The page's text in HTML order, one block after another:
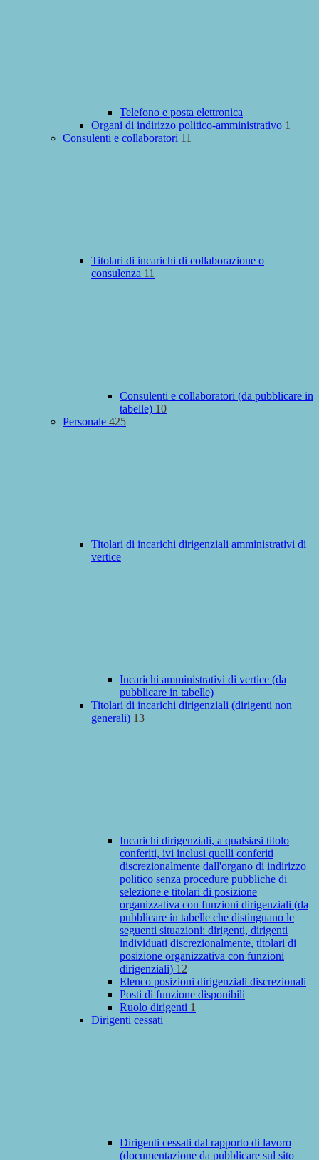
Telefono e posta elettronica
Organi di indirizzo politico-amministrativo 1
Consulenti e collaboratori 11
Titolari di incarichi di collaborazione o
consulenza 11
Consulenti e collaboratori (da pubblicare in
tabelle) 10
Personale 425
Titolari di incarichi dirigenziali amministrativi di
vertice
Incarichi amministrativi di vertice (da
pubblicare in tabelle)
Titolari di incarichi dirigenziali (dirigenti non
generali) 13
Incarichi dirigenziali, a qualsiasi titolo
conferiti, ivi inclusi quelli conferiti
discrezionalmente dall'organo di indirizzo
politico senza procedure pubbliche di
selezione e titolari di posizione
organizzativa con funzioni dirigenziali (da
pubblicare in tabelle che distinguano le
seguenti situazioni: dirigenti, dirigenti
individuati discrezionalmente, titolari di
posizione organizzativa con funzioni
dirigenziali) 12
Elenco posizioni dirigenziali discrezionali
Posti di funzione disponibili
Ruolo dirigenti 1
Dirigenti cessati
Dirigenti cessati dal rapporto di lavoro
(documentazione da pubblicare sul sito